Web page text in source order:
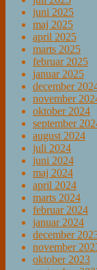
juni 2025
maj 2025
april 2025
marts 2025
februar 2025
januar 2025
december
november
oktober 2024
september
august 2024
juli 2024
juni 2024
maj 2024
april 2024
marts 2024
februar 2024
januar 2024
december
november
oktober 2023